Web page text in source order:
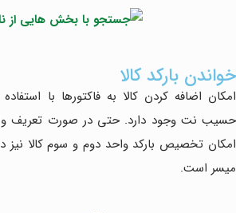
خواندن بارکد کالا
امکان اضافه کردن کالا به فاکتورها با استفاده
حسیب نت وجود دارد. حتی در صورت تعریف
امکان تخصیص بارکد واحد دوم و سوم کالا
میسر است.